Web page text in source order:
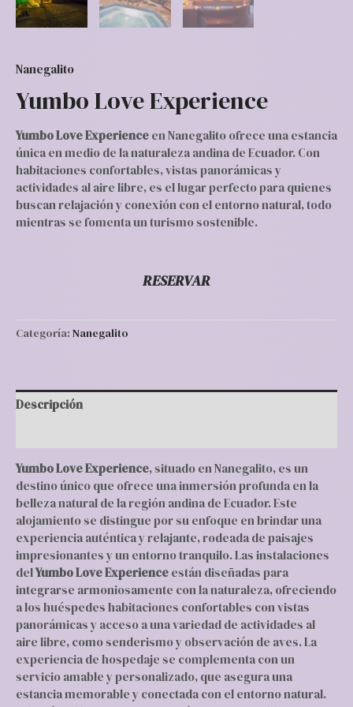
Nanegalito
Yumbo Love Experience
Yumbo Love Experienceen Nanegalito ofrece una estancia
única en medio de la naturaleza andina de Ecuador. Con
habitaciones confortables, vistas panorámicas y
actividades al aire libre, es el lugar perfecto para quienes
buscan relajación y conexión con el entorno natural, todo
mientras se fomenta un turismo sostenible.
RESERVAR
Categoría: Nanegalito
Descripción
Yumbo Love Experience, situado en Nanegalito, es un
destino único que ofrece una inmersión profunda en la
belleza natural de la región andina de Ecuador. Este
alojamiento se distingue por su enfoque en brindar una
experiencia auténtica y relajante, rodeada de paisajes
impresionantes y un entorno tranquilo. Las instalaciones
delYumbo Love Experienceestán diseñadas para
integrarse armoniosamente con la naturaleza, ofreciendo
a los huéspedes habitaciones confortables con vistas
panorámicas y acceso a una variedad de actividades al
aire libre, como senderismo y observación de aves. La
experiencia de hospedaje se complementa con un
servicio amable y personalizado, que asegura una
estancia memorable y conectada con el entorno natural.